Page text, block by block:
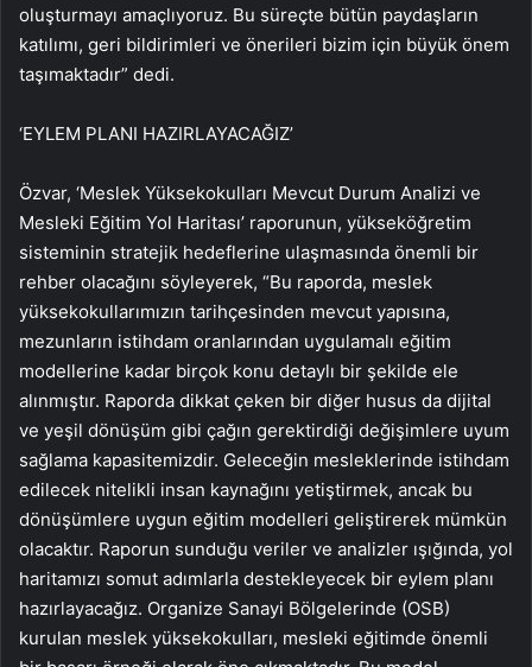
oluşturmayı amaçlıyoruz. Bu süreçte bütün paydaşların
katılımı, geri bildirimleri ve önerileri bizim için büyük önem
taşımaktadır” dedi.
‘EYLEM PLANI HAZIRLAYACAĞIZ’
Özvar, ‘Meslek Yüksekokulları Mevcut Durum Analizi ve
Mesleki Eğitim Yol Haritası’ raporunun, yükseköğretim
sisteminin stratejik hedeflerine ulaşmasında önemli bir
rehber olacağını söyleyerek, “Bu raporda, meslek
yüksekokullarımızın tarihçesinden mevcut yapısına,
mezunların istihdam oranlarından uygulamalı eğitim
modellerine kadar birçok konu detaylı bir şekilde ele
alınmıştır. Raporda dikkat çeken bir diğer husus da dijital
ve yeşil dönüşüm gibi çağın gerektirdiği değişimlere uyum
sağlama kapasitemizdir. Geleceğin mesleklerinde istihdam
edilecek nitelikli insan kaynağını yetiştirmek, ancak bu
dönüşümlere uygun eğitim modelleri geliştirerek mümkün
olacaktır. Raporun sunduğu veriler ve analizler ışığında, yol
haritamızı somut adımlarla destekleyecek bir eylem planı
hazırlayacağız. Organize Sanayi Bölgelerinde (OSB)
kurulan meslek yüksekokulları, mesleki eğitimde önemli